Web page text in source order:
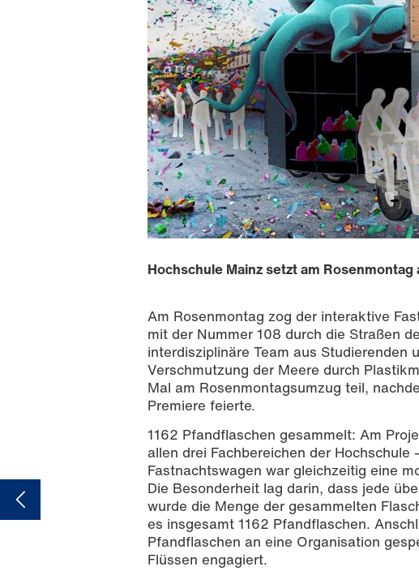
Projektteam Meerwert - Helau / Foto: Nikolas
Hochschule Mainz setzt am
Am Rosenmontag zog der interaktive
mit der Nummer 108 durch die Straßen
interdisziplinäre Team aus Studierenden
Verschmutzung der Meere durch
Mal am Rosenmontagsumzug teil,
Premiere feierte.
1162 Pfandflaschen gesammelt: Am
allen drei Fachbereichen der
Fastnachtswagen war gleichzeitig eine
Die Besonderheit lag darin, dass jede
wurde die Menge der gesammelten
es insgesamt 1162 Pfandflaschen.
Pfandflaschen an eine Organisation
Flüssen engagiert.